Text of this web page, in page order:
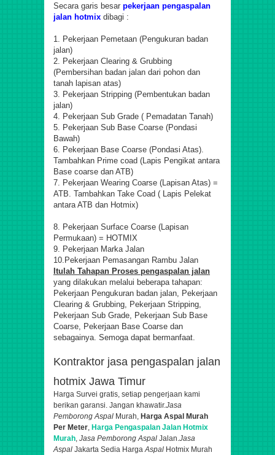
Secara garis besar pekerjaan pengaspalan
jalan hotmix dibagi :
1. Pekerjaan Pemetaan (Pengukuran badan
jalan)
2. Pekerjaan Clearing & Grubbing
(Pembersihan badan jalan dari pohon dan
tanah lapisan atas)
3. Pekerjaan Stripping (Pembentukan badan
jalan)
4. Pekerjaan Sub Grade ( Pemadatan Tanah)
5. Pekerjaan Sub Base Coarse (Pondasi
Bawah)
6. Pekerjaan Base Coarse (Pondasi Atas).
Tambahkan Prime coad (Lapis Pengikat antara
Base coarse dan ATB)
7. Pekerjaan Wearing Coarse (Lapisan Atas) =
ATB. Tambahkan Take Coad ( Lapis Pelekat
antara ATB dan Hotmix)
8. Pekerjaan Surface Coarse (Lapisan
Permukaan) = HOTMIX
9. Pekerjaan Marka Jalan
10.Pekerjaan Pemasangan Rambu Jalan
Itulah Tahapan Proses pengaspalan jalan
yang dilakukan melalui beberapa tahapan:
Pekerjaan Pengukuran badan jalan, Pekerjaan
Clearing & Grubbing, Pekerjaan Stripping,
Pekerjaan Sub Grade, Pekerjaan Sub Base
Coarse, Pekerjaan Base Coarse dan
sebagainya. Semoga dapat bermanfaat.
Kontraktor jasa pengaspalan jalan
hotmix Jawa Timur
Harga Survei gratis, setiap pengerjaan kami
berikan garansi. Jangan khawatir.Jasa
Pemborong Aspal Murah, Harga Aspal Murah
Per Meter, Harga Pengaspalan Jalan Hotmix
Murah, Jasa Pemborong Aspal Jalan.Jasa
Aspal Jakarta Sedia HargaAspal Hotmix Murah